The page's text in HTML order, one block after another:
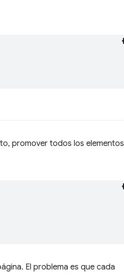
promover todos los elementos
El problema es que cada